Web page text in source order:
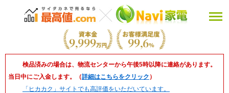
検品済みの場合は、物流センターから午後5時以降に連絡があります。
当日中にご入金します。（詳細はこちらをクリック ）
「ヒカカク」サイトでも高評価をいただいています。